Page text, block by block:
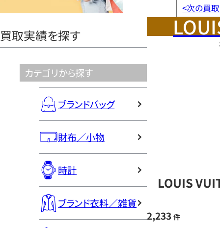
買取実績を探す
カテゴリから探す
ブランドバッグ
財布／小物
時計
ブランド衣料／雑貨
<次の買
LOUIS
2,233 件